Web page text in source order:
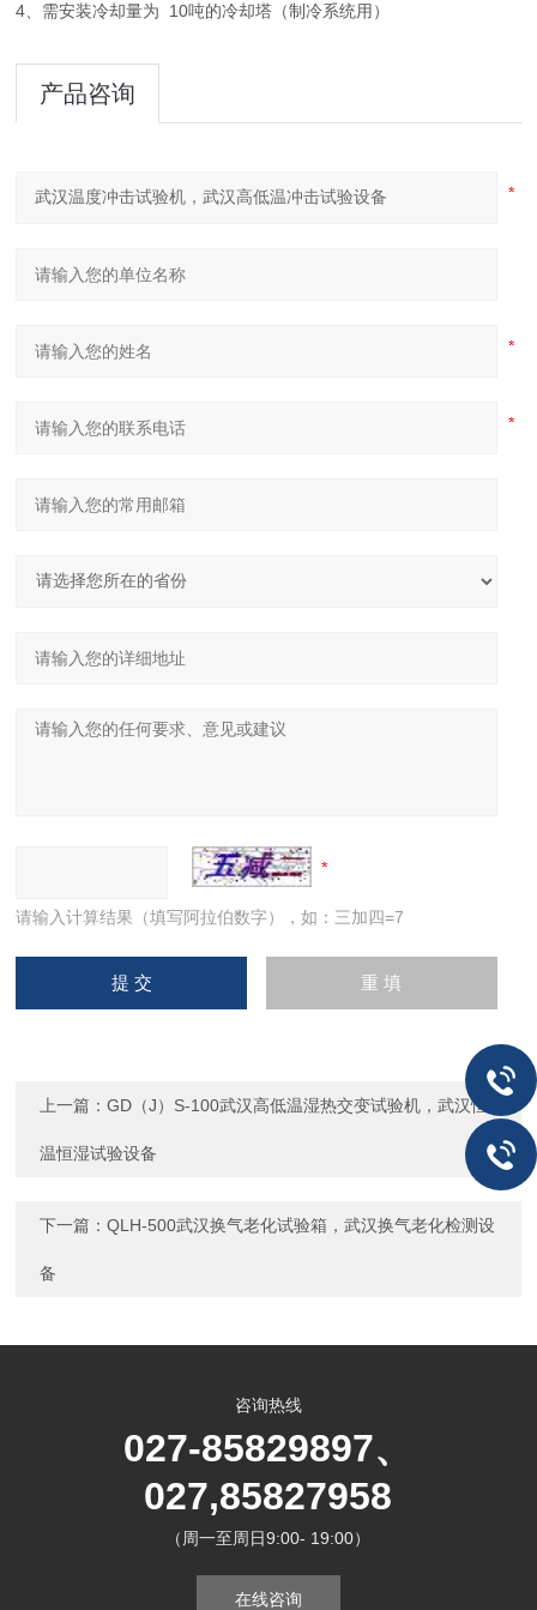
4、需安装冷却量为 10吨的冷却塔（制冷系统用）
产品咨询
请输入计算结果（填写阿拉伯数字），如：三加四=7
上一篇：GD（J）S-100武汉高低温湿热交变试验机，武汉恒
温恒湿试验设备
下一篇：QLH-500武汉换气老化试验箱，武汉换气老化检测设
备
咨询热线
027-85829897、
027,85827958
（周一至周日9:00- 19:00）
在线咨询